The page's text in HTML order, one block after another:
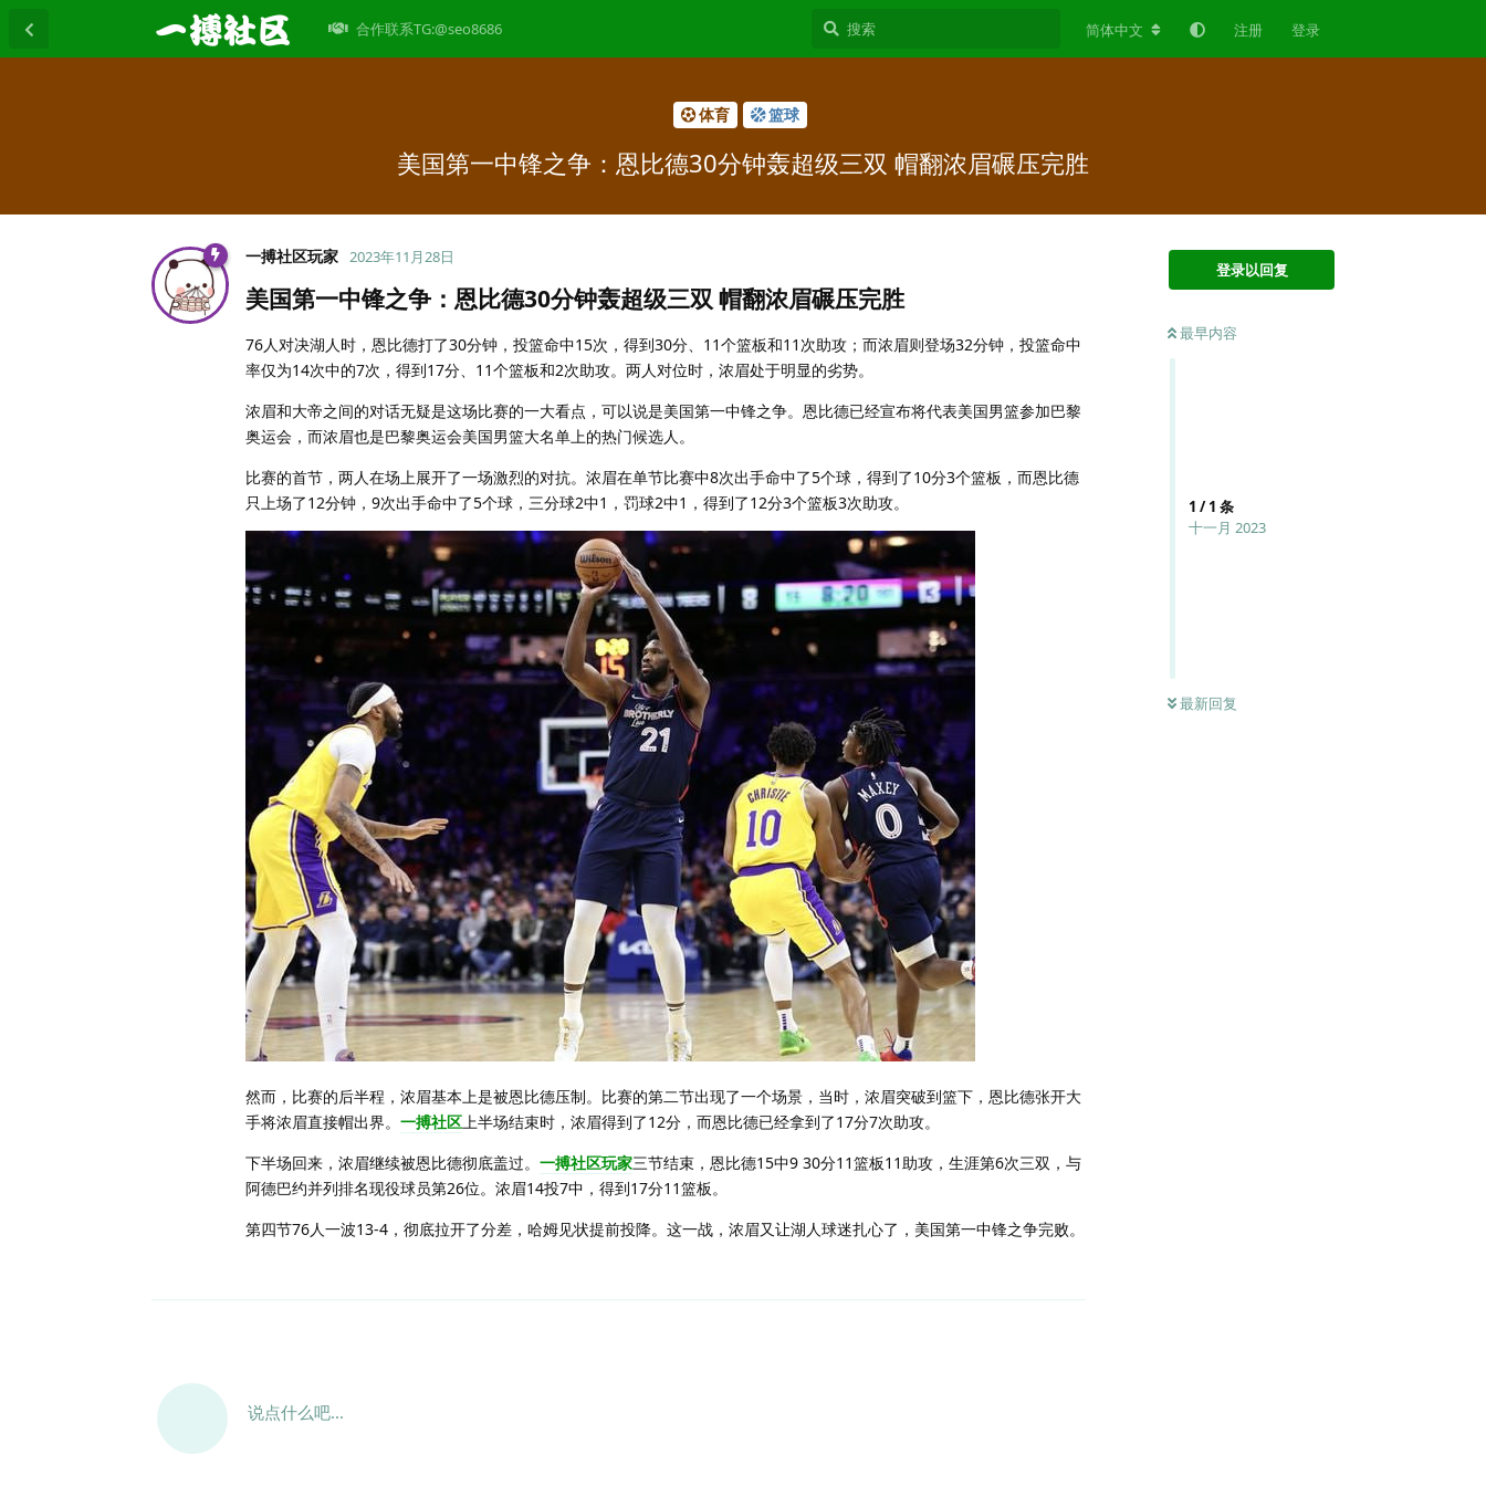
合作联系TG:@seo8686 简体中文 注册 登录
体育 篮球
美国第一中锋之争：恩比德30分钟轰超级三双 帽翻浓眉碾压完胜
登录以回复
最早内容
1 /1 条
十一月 2023
最新回复
一搏社区玩家 2023年11月28日
美国第一中锋之争：恩比德30分钟轰超级三双 帽翻浓眉碾压完胜
76人对决湖人时，恩比德打了30分钟，投篮命中15次，得到30分、11个篮板和11次助攻；而浓眉则登场32分钟，投篮命中
率仅为14次中的7次，得到17分、11个篮板和2次助攻。两人对位时，浓眉处于明显的劣势。
浓眉和大帝之间的对话无疑是这场比赛的一大看点，可以说是美国第一中锋之争。恩比德已经宣布将代表美国男篮参加巴黎
奥运会，而浓眉也是巴黎奥运会美国男篮大名单上的热门候选人。
比赛的首节，两人在场上展开了一场激烈的对抗。浓眉在单节比赛中8次出手命中了5个球，得到了10分3个篮板，而恩比德
只上场了12分钟，9次出手命中了5个球，三分球2中1，罚球2中1，得到了12分3个篮板3次助攻。
然而，比赛的后半程，浓眉基本上是被恩比德压制。比赛的第二节出现了一个场景，当时，浓眉突破到篮下，恩比德张开大
手将浓眉直接帽出界。 一搏社区 上半场结束时，浓眉得到了12分，而恩比德已经拿到了17分7次助攻。
下半场回来，浓眉继续被恩比德彻底盖过。 一搏社区玩家三节结束，恩比德15中9 30分11篮板11助攻，生涯第6次三双，与
阿德巴约并列排名现役球员第26位。浓眉14投7中，得到17分11篮板。
第四节76人一波13-4，彻底拉开了分差，哈姆见状提前投降。这一战，浓眉又让湖人球迷扎心了，美国第一中锋之争完败。
说点什么吧...